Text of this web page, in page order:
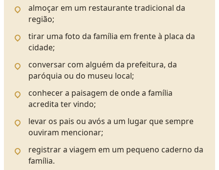
almoçar em um restaurante tradicional da
região;
tirar uma foto da família em frente à placa da
cidade;
conversar com alguém da prefeitura, da
paróquia ou do museu local;
conhecer a paisagem de onde a família
acredita ter vindo;
levar os pais ou avós a um lugar que sempre
ouviram mencionar;
registrar a viagem em um pequeno caderno da
família.